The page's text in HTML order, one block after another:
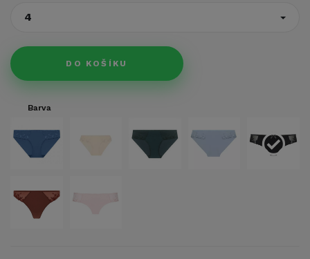
4
DO KOŠÍKU
Barva